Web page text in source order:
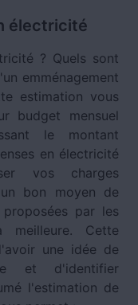
électricité
? Quels sont
emménagement
estimation vous
budget mensuel
le montant
en électricité
vos charges
bon moyen de
par les
Cette
une idée de
et d'identifier
l'estimation de